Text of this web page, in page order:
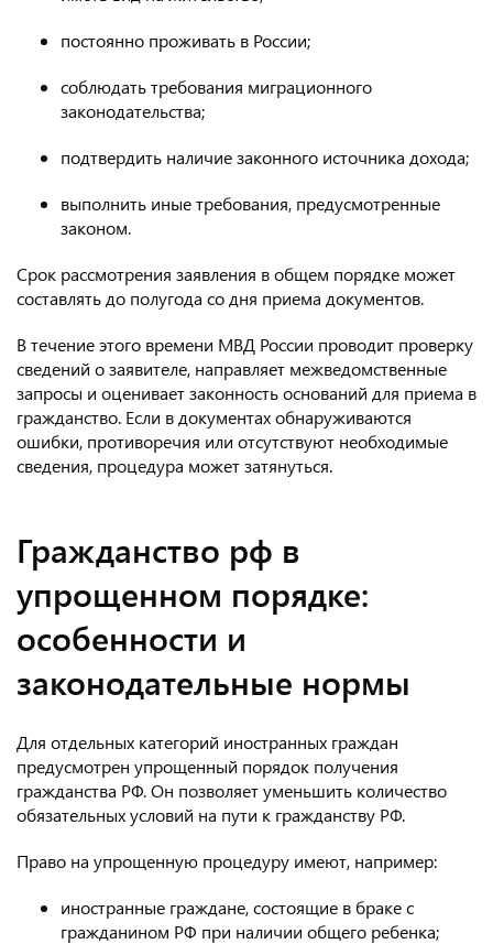
постоянно проживать в России;
соблюдать требования миграционного
законодательства;
подтвердить наличие законного источника дохода;
выполнить иные требования, предусмотренные
законом.
Срок рассмотрения заявления в общем порядке может
составлять до полугода со дня приема документов.
В течение этого времени МВД России проводит проверку
сведений о заявителе, направляет межведомственные
запросы и оценивает законность оснований для приема в
гражданство. Если в документах обнаруживаются
ошибки, противоречия или отсутствуют необходимые
сведения, процедура может затянуться.
Гражданство рф в
упрощенном порядке:
особенности и
законодательные нормы
Для отдельных категорий иностранных граждан
предусмотрен упрощенный порядок получения
гражданства РФ. Он позволяет уменьшить количество
обязательных условий на пути к гражданству РФ.
Право на упрощенную процедуру имеют, например:
иностранные граждане, состоящие в браке с
гражданином РФ при наличии общего ребенка;